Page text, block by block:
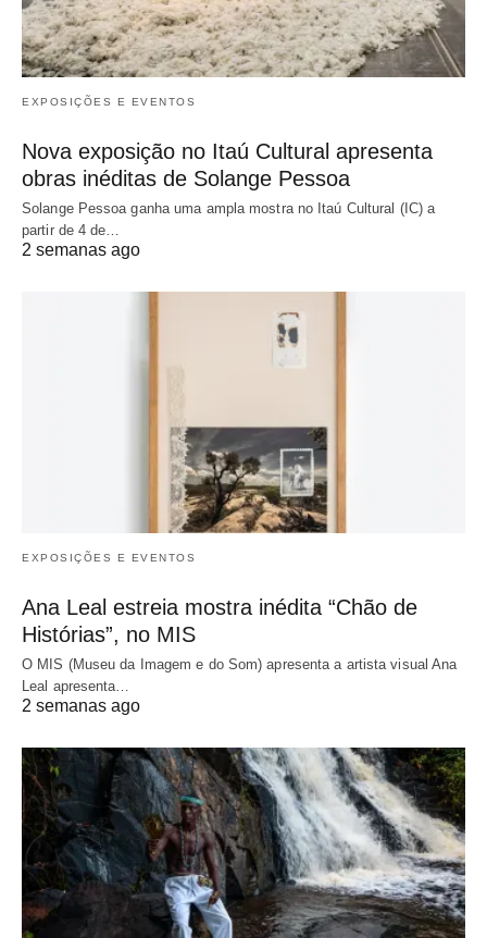
EXPOSIÇÕES E EVENTOS
Nova exposição no Itaú Cultural apresenta
obras inéditas de Solange Pessoa
Solange Pessoa ganha uma ampla mostra no Itaú Cultural (IC) a
partir de 4 de…
2 semanas ago
EXPOSIÇÕES E EVENTOS
Ana Leal estreia mostra inédita “Chão de
Histórias”, no MIS
O MIS (Museu da Imagem e do Som) apresenta a artista visual Ana
Leal apresenta…
2 semanas ago